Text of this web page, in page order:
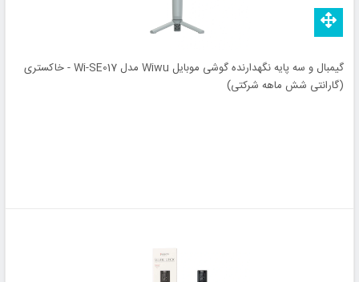
گیمبال و سه پایه نگهدارنده گوشی موبایل Wiwu مدل Wi-SE017 - خاکستری
(گارانتی شش ماهه شرکتی)